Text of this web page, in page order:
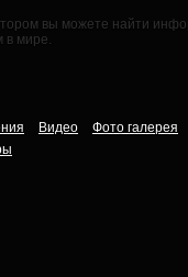
вы можете найти
в мире.
Видео
Фото галерея